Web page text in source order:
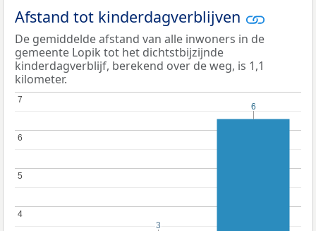
Afstand tot kinderdagverblijven
De gemiddelde afstand van alle inwoners in de
gemeente Lopik tot het dichtstbijzijnde
kinderdagverblijf, berekend over de weg, is 1,1
kilometer.
4
4
5
5
6
6
7
7
3
3
6
6